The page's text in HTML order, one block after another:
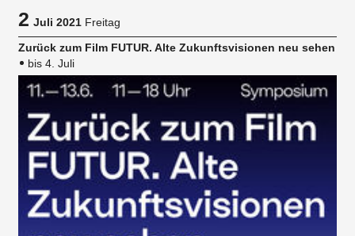
2Juli 2021 Freitag
Zurück zum Film FUTUR. Alte Zukunftsvisionen neu sehen
bis 4. Juli